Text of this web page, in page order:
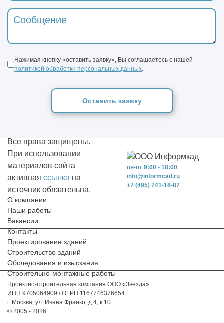
Нажимая кнопку «оставить заявку», Вы соглашаетесь с нашей
политикой обработки персональных данных
Оставить заявку
пн-пт 9:00 - 18:00
+7 (495) 741-18-87
info@informcad.ru
О компании
Наши работы
Вакансии
Контакты
Проектирование зданий
Строительство зданий
Обследования и изыскания
Строительно-монтажные работы
Проектно-строительная компания ООО «Звезда»
ИНН 9705064909 / ОГРН 1167746376654
г. Москва, ул. Ивана Франко, д.4, к.10
© 2005 - 2026
Все права защищены.
При использовании
материалов сайта
активная ссылка на
источник обязательна.